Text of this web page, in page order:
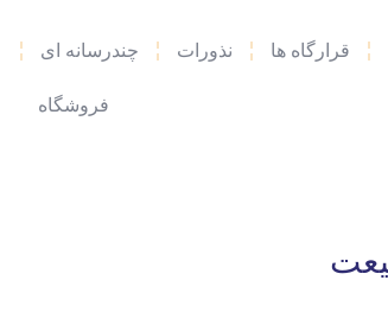
قرارگاه ها نذورات چندرسانه‌ ای
فروشگاه